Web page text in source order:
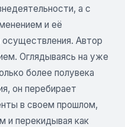
а с
и её
осуществления. Автор
Оглядываясь на уже
более полувека
он перебирает
в своем прошлом,
и перекидывая как